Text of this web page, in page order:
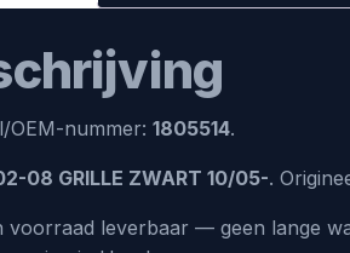
OEM-nummer: 1805514.
08 GRILLE ZWART 10/05-.
voorraad leverbaar — geen lange